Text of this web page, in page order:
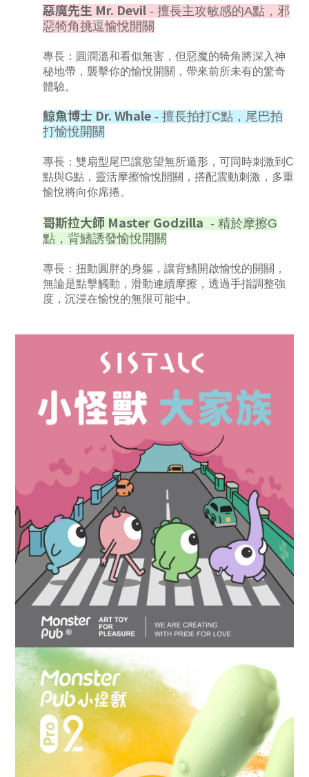
惡魔先生 Mr. Devil - 擅長主攻敏感的A點，邪
惡犄角挑逗愉悅開關
專長：圓潤溫和看似無害，但惡魔的犄角將深入神
秘地帶，襲擊你的愉悅開關，帶來前所未有的驚奇
體驗。
鯨魚博士 Dr. Whale - 擅長拍打C點，尾巴拍
打愉悅開關
專長：雙扇型尾巴讓慾望無所遁形，可同時刺激到C
點與G點，靈活摩擦愉悅開關，搭配震動刺激，多重
愉悅將向你席捲。
哥斯拉大師 Master Godzilla - 精於摩擦G
點，背鰭誘發愉悅開關
專長：扭動圓胖的身軀，讓背鰭開啟愉悅的開關，
無論是點擊觸動，滑動連續摩擦，透過手指調整強
度，沉浸在愉悅的無限可能中。